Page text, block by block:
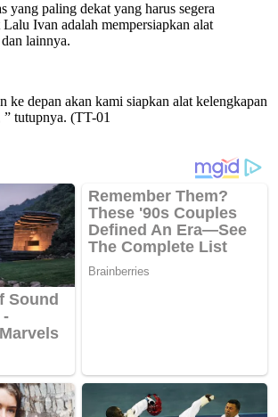
yang paling dekat yang harus segera
Ivan adalah mempersiapkan alat
lainnya.
ke depan akan kami siapkan alat kelengkapan
tutupnya. (TT-01